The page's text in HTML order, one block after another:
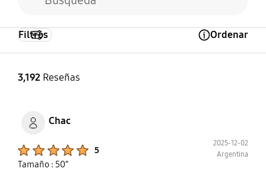
3,192 Reseñas
Filtros Ordenar
Chac
5
2025-12-02
Argentina
Tamaño : 50”